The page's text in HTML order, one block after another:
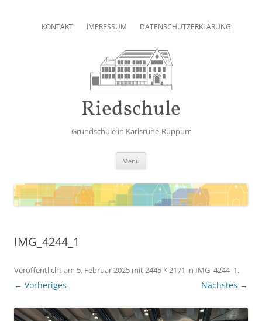
KONTAKT IMPRESSUM DATENSCHUTZERKLÄRUNG
Riedschule
Grundschule in Karlsruhe-Rüppurr
Menü
IMG_4244_1
Veröffentlicht am 5. Februar 2025 mit 2445 × 2171 in IMG_4244_1.
← Vorheriges Nächstes →